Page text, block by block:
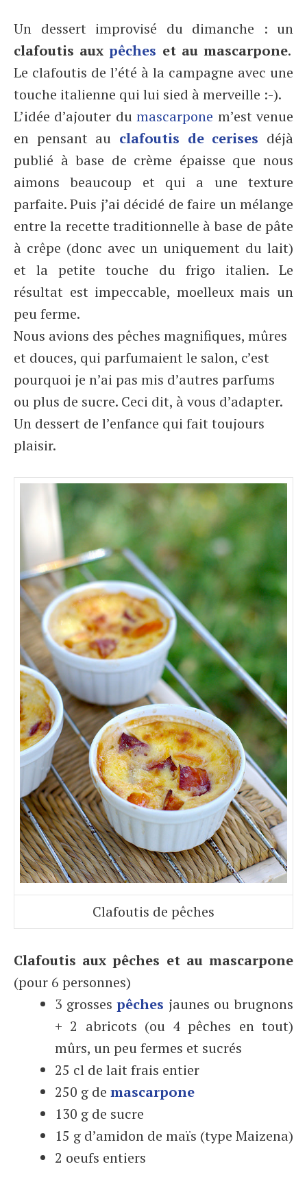
Un dessert improvisé du dimanche : un
clafoutis auxpêches et au mascarpone.
Le clafoutis de l’été à la campagne avec une
touche italienne qui lui sied à merveille :-).
L’idée d’ajouter dumascarpone m’est venue
en pensant au clafoutis de cerises déjà
publié à base de crème épaisse que nous
aimons beaucoup et qui a une texture
parfaite. Puis j’ai décidé de faire un mélange
entre la recette traditionnelle à base de pâte
à crêpe (donc avec un uniquement du lait)
et la petite touche du frigo italien. Le
résultat est impeccable, moelleux mais un
peu ferme.
Nous avions des pêches magnifiques, mûres
et douces, qui parfumaient le salon, c’est
pourquoi je n’ai pas mis d’autres parfums
ou plus de sucre. Ceci dit, à vous d’adapter.
Un dessert de l’enfance qui fait toujours
plaisir.
Clafoutis de pêches
Clafoutis aux pêches et au mascarpone
(pour 6 personnes)
3 grossespêches jaunes ou brugnons
+ 2 abricots (ou 4 pêches en tout)
mûrs, un peu fermes et sucrés
25 cl de lait frais entier
250 g de mascarpone
130 g de sucre
15 g d’amidon de maïs (type Maizena)
2 oeufs entiers